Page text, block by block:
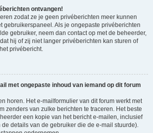
ontvangen!
zodat ze je geen privéberichten meer kunnen
gebruikerspaneel. Als je ongepaste privéberichten
gebruiker, neem dan contact op met de beheerder,
hij of zij niet langer privéberichten kan sturen of
privébericht.
met ongepaste inhoud van iemand op dit forum
horen. Het e-mailformulier van dit forum werkt met
zenders van zulke berichten te traceren. Het beste
een kopie van het bericht e-mailen, inclusief
details van de gebruiker die de e-mail stuurde).